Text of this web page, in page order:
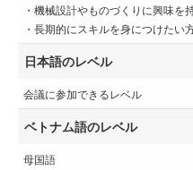
・機械設計やものづくりに興味を
・長期的にスキルを身につけたい
日本語のレベル
会議に参加できるレベル
ベトナム語のレベル
母国語